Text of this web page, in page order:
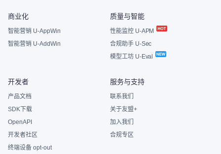
商业化
智能营销 U-AppWin
智能营销 U-AddWin
质量与智能
性能监控 U-APM
合规助手 U-Sec
模型工坊 U-Eval
开发者
产品文档
SDK下载
OpenAPI
开发者社区
终端设备 opt-out
服务与支持
联系我们
关于友盟+
加入我们
合规专区